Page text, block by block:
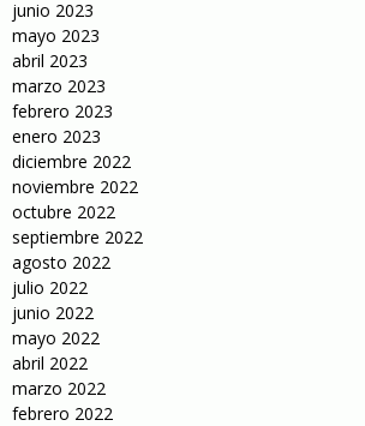
junio 2023
mayo 2023
abril 2023
marzo 2023
febrero 2023
enero 2023
diciembre 2022
noviembre 2022
octubre 2022
septiembre 2022
agosto 2022
julio 2022
junio 2022
mayo 2022
abril 2022
marzo 2022
febrero 2022